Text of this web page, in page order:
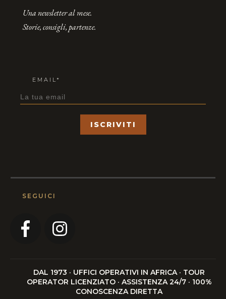
Una newsletter al mese.
Storie, consigli, partenze.
EMAIL*
ISCRIVITI
SEGUICI
DAL 1973 · UFFICI OPERATIVI IN AFRICA · TOUR
OPERATOR LICENZIATO · ASSISTENZA 24/7 · 100%
CONOSCENZA DIRETTA